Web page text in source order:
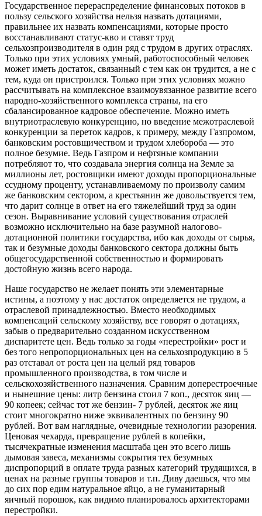
Государственное перераспределение финансовых потоков в
пользу сельского хозяйства нельзя назвать дотациями,
правильнее их назвать компенсациями, которые просто
восстанавливают статус-кво и ставят труд
сельхозпроизводителя в один ряд с трудом в других отраслях.
Только при этих условиях умный, работоспособный человек
может иметь достаток, связанный с тем как он трудится, а не с
тем, куда он пристроился. Только при этих условиях можно
рассчитывать на комплексное взаимоувязанное развитие всего
народно-хозяйственного комплекса страны, на его
сбалансированное кадровое обеспечение. Можно иметь
внутриотраслевую конкуренцию, но введение межотраслевой
конкуренции за переток кадров, к примеру, между Газпромом,
банковским ростовщичеством и трудом хлебороба — это
полное безумие. Ведь Газпром и нефтяные компании
потребляют то, что создавала энергия солнца на Земле за
миллионы лет, ростовщики имеют доходы пропорциональные
ссудному проценту, устанавливаемому по произволу самим
же банковским сектором, а крестьянин же довольствуется тем,
что дарит солнце в ответ на его тяжелейший труд за один
сезон. Выравнивание условий существования отраслей
возможно исключительно на базе разумной налогово-
дотационной политики государства, ибо как доходы от сырья,
так и безумные доходы банковского сектора должны быть
общегосударственной собственностью и формировать
достойную жизнь всего народа.
Наше государство не желает понять эти элементарные
истины, а поэтому у нас достаток определяется не трудом, а
отраслевой принадлежностью. Вместо необходимых
компенсаций сельскому хозяйству, все говорят о дотациях,
забыв о предварительно созданном искусственном
диспаритете цен. Ведь только за годы «перестройки» рост и
без того непропорциональных цен на сельхозпродукцию в 5
раз отставал от роста цен на целый ряд товаров
промышленного производства, в том числе и
сельскохозяйственного назначения. Сравним доперестроечные
и нынешние цены: литр бензина стоил 7 коп., десяток яиц —
90 копеек; сейчас тот же бензин- 7 рублей, десяток же яиц
стоит многократно ниже эквивалентных по бензину 90
рублей. Вот вам наглядные, очевидные технологии разорения.
Ценовая чехарда, превращение рублей в копейки,
тысячекратные изменения масштаба цен это всего лишь
дымовая завеса, механизмы сокрытия тех безумных
диспропорций в оплате труда разных категорий трудящихся, в
ценах на разные группы товаров и т.п. Диву даешься, что мы
до сих пор едим натуральное яйцо, а не гуманитарный
яичный порошок, как видимо планировалось архитекторами
перестройки.